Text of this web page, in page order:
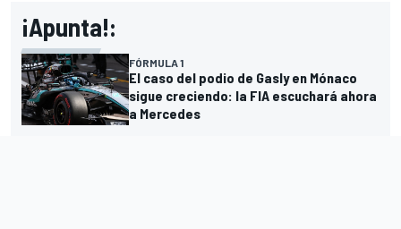
¡Apunta!:
FÓRMULA 1
El caso del podio de Gasly en Mónaco
sigue creciendo: la FIA escuchará ahora
a Mercedes